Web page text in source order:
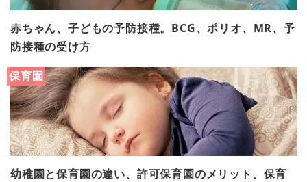
赤ちゃん、子どもの予防接種。BCG、ポリオ、MR、予
防接種の受け方
保育園
幼稚園と保育園の違い、許可保育園のメリット、保育